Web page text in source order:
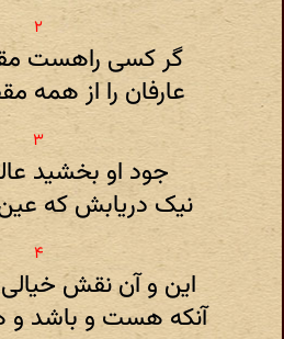
گر کسی راهست
عارفان را از همه
جود او بخشید
نیک دریابش که
این و آن نقش
آنکه هست و باشد